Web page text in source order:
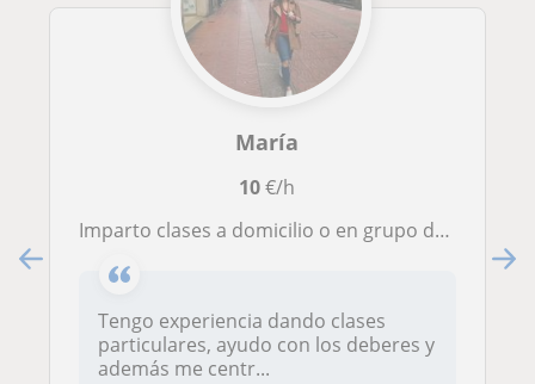
María
10€/h
Imparto clases a domicilio o en grupo de materias de ESO y primaria
Tengo experiencia dando clases
particulares, ayudo con los deberes y
además me centr...